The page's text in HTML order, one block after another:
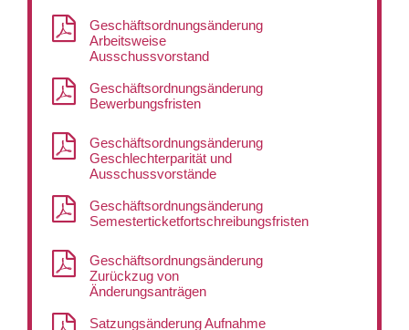
Geschäftsordnungsänderung
Arbeitsweise
Ausschussvorstand
Geschäftsordnungsänderung
Bewerbungsfristen
Geschäftsordnungsänderung
Geschlechterparität und
Ausschussvorstände
Geschäftsordnungsänderung
Semesterticketfortschreibungsfristen
Geschäftsordnungsänderung
Zurückzug von
Änderungsanträgen
Satzungsänderung Aufnahme